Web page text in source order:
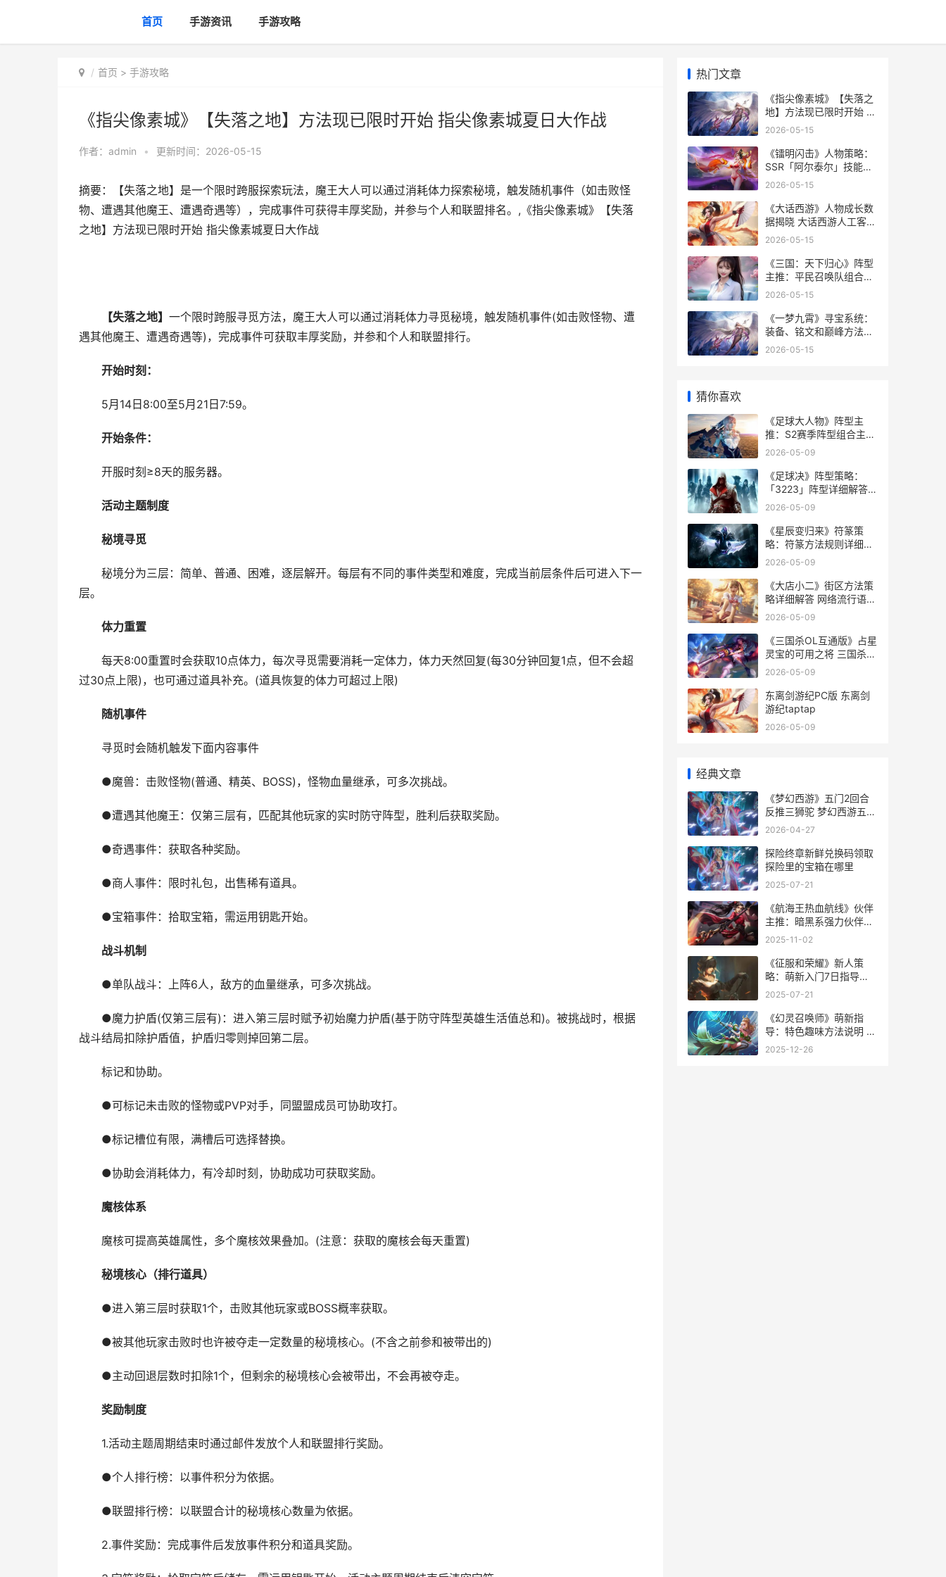
首页 手游资讯 手游攻略
首页 > 手游攻略
《指尖像素城》【失落之地】方法现已限时开始 指尖像素城夏日大作战
作者： admin • 更新时间：2026-05-15
摘要：【失落之地】是一个限时跨服探索玩法，魔王大人可以通过消耗体力探索秘境，触发随机事件（如击败怪
物、遭遇其他魔王、遭遇奇遇等），完成事件可获得丰厚奖励，并参与个人和联盟排名。,《指尖像素城》【失落
之地】方法现已限时开始 指尖像素城夏日大作战
【失落之地】 一个限时跨服寻觅方法，魔王大人可以通过消耗体力寻觅秘境，触发随机事件(如击败怪物、遭
遇其他魔王、遭遇奇遇等)，完成事件可获取丰厚奖励，并参和个人和联盟排行。
开始时刻：
5月14日8:00至5月21日7:59。
开始条件：
开服时刻≥8天的服务器。
活动主题制度
秘境寻觅
秘境分为三层：简单、普通、困难，逐层解开。每层有不同的事件类型和难度，完成当前层条件后可进入下一
层。
体力重置
每天8:00重置时会获取10点体力，每次寻觅需要消耗一定体力，体力天然回复(每30分钟回复1点，但不会超
过30点上限)，也可通过道具补充。(道具恢复的体力可超过上限)
随机事件
寻觅时会随机触发下面内容事件
●魔兽：击败怪物(普通、精英、BOSS)，怪物血量继承，可多次挑战。
●遭遇其他魔王：仅第三层有，匹配其他玩家的实时防守阵型，胜利后获取奖励。
●奇遇事件：获取各种奖励。
●商人事件：限时礼包，出售稀有道具。
●宝箱事件：拾取宝箱，需运用钥匙开始。
战斗机制
●单队战斗：上阵6人，敌方的血量继承，可多次挑战。
●魔力护盾(仅第三层有)：进入第三层时赋予初始魔力护盾(基于防守阵型英雄生活值总和)。被挑战时，根据
战斗结局扣除护盾值，护盾归零则掉回第二层。
标记和协助。
●可标记未击败的怪物或PVP对手，同盟盟成员可协助攻打。
●标记槽位有限，满槽后可选择替换。
●协助会消耗体力，有冷却时刻，协助成功可获取奖励。
魔核体系
魔核可提高英雄属性，多个魔核效果叠加。(注意：获取的魔核会每天重置)
秘境核心（排行道具）
●进入第三层时获取1个，击败其他玩家或BOSS概率获取。
●被其他玩家击败时也许被夺走一定数量的秘境核心。(不含之前参和被带出的)
●主动回退层数时扣除1个，但剩余的秘境核心会被带出，不会再被夺走。
奖励制度
1.活动主题周期结束时通过邮件发放个人和联盟排行奖励。
●个人排行榜：以事件积分为依据。
●联盟排行榜：以联盟合计的秘境核心数量为依据。
2.事件奖励：完成事件后发放事件积分和道具奖励。
热门文章
《指尖像素城》【失落之
地】方法现已限时开始 指
尖像素城夏日大作战
2026-05-15
《镭明闪击》人物策略：
SSR「阿尔泰尔」技能解
析&实战组合说明 镭明士
2026-05-15
《大话西游》人物成长数
据揭晓 大话西游人工客服
24小时电话
2026-05-15
《三国：天下归心》阵型
主推：平民召唤队组合思
路解析 三国天下归心配将
2026-05-15
《一梦九霄》寻宝系统：
装备、铭文和巅峰方法的
深度解析 一梦一追寻什么
2026-05-15
猜你喜欢
《足球大人物》阵型主
推：S2赛季阵型组合主推
《足球大人物》游戏入口
2026-05-09
《足球决》阵型策略：
「3223」阵型详细解答
决胜足球攻略
2026-05-09
《星辰变归来》符篆策
略：符篆方法规则详细解
答 《星辰变归来》上线了
2026-05-09
《大店小二》街区方法策
略详细解答 网络流行语店
小二什么意思
2026-05-09
《三国杀OL互通版》占星
灵宝的可用之将 三国杀ol
互通版兑换码
2026-05-09
东离剑游纪PC版 东离剑
游纪taptap
2026-05-09
经典文章
《梦幻西游》五门2回合
反推三狮驼 梦幻西游五一
劳动节活动
2026-04-27
探险终章新鲜兑换码领取
探险里的宝箱在哪里
2025-07-21
《航海王热血航线》伙伴
主推：暗黑系强力伙伴主
推 航海王热血航线vivo版
2025-11-02
《征服和荣耀》新人策
略：萌新入门7日指导
《征服和荣耀》哪个好看
2025-07-21
《幻灵召唤师》萌新指
导：特色趣味方法说明 幻
灵召唤师0.1折
2025-12-26